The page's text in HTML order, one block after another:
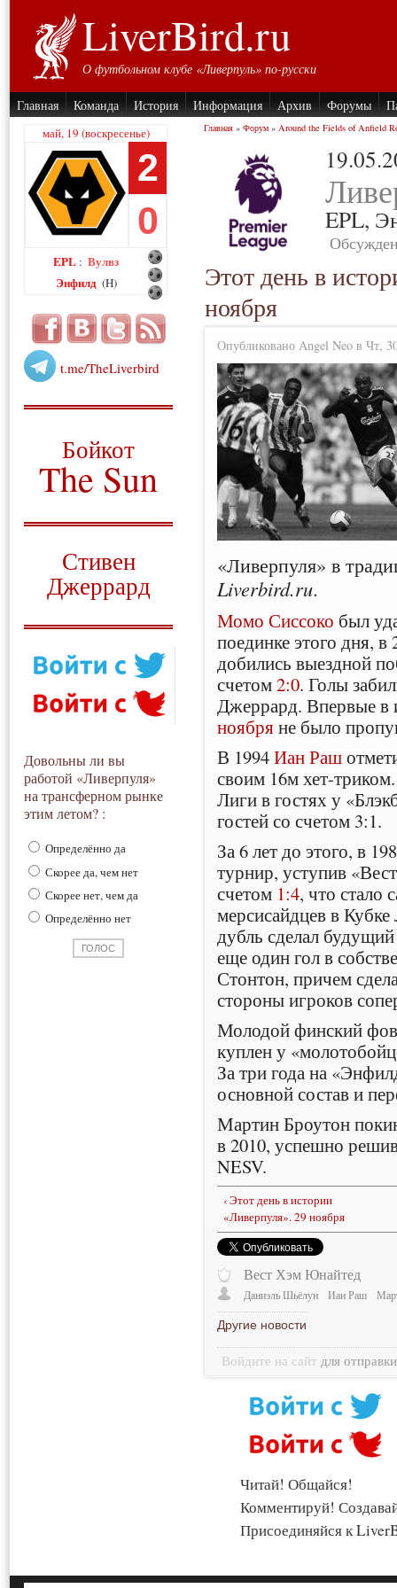
LiverBird.ru
О футбольном клубе «Ливерпуль» по-русски
Главная Команда История Информация Архив Форумы
май, 19 (воскресенье)
2
0
EPL : Вулвз
Энфилд (H)
t.me/TheLiverbird
Бойкот
The Sun
Стивен
Джеррард
Довольны ли вы
работой «Ливерпуля»
на трансферном рынке
этим летом? :
Определённо да
Скорее да, чем нет
Скорее нет, чем да
Определённо нет
Главная » Форум » Around the Fields of Anfield
EPL,
Этот день в
ноября
Опубликовано Angel Neo в Чт,
«Ливерпуля» в
Liverbird.ru.
Момо Сиссоко был
поединке этого дня,
добились выездной
счетом2:0. Голы
Джеррард. Впервые в
ноябряне было
В 1994Иан Раш
своим 16м хет-
Лиги в гостях у
гостей со счетом 3:1.
За 6 лет до этого, в
турнир, уступив
счетом 1:4, что
мерсисайдцев в
дубль сделал
еще один гол в
Стонтон, причем
стороны игроков
Молодой финский
куплен у
За три года на
основной состав и
Мартин Броутон
в 2010, успешно
NESV.
‹ Этот день в истории
«Ливерпуля». 29 ноября
Вест Хэм Юнайтед
Даниэль Шьёлун Иан Раш
Другие новости
Войдите на сайт для
Читай! Общайся!
Комментируй!
Присоединяйся к